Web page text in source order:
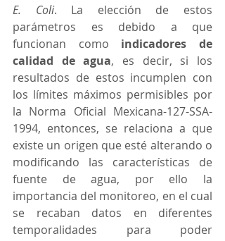
E. Coli. La elección de estos
parámetros es debido a que
funcionan como indicadores de
calidad de agua, es decir, si los
resultados de estos incumplen con
los límites máximos permisibles por
la Norma Oficial Mexicana-127-SSA-
1994, entonces, se relaciona a que
existe un origen que esté alterando o
modificando las características de
fuente de agua, por ello la
importancia del monitoreo, en el cual
se recaban datos en diferentes
temporalidades para poder